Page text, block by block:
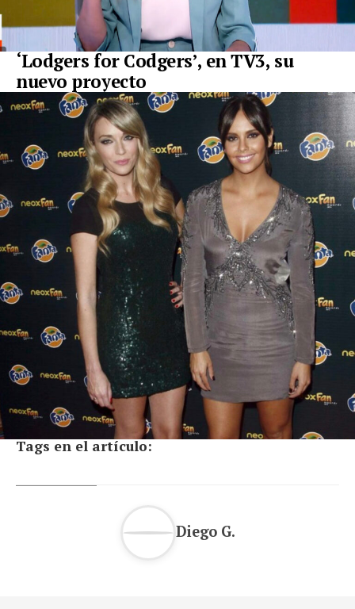
‘Lodgers for Codgers’, en TV3, su
nuevo proyecto
Tags en el artículo:
Diego G.